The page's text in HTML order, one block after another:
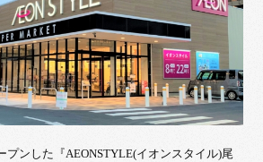
プンした『AEONSTYLE(イオンスタイル)尾